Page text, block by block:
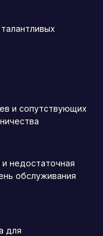
и сопутствующих
недостаточная
обслуживания
для